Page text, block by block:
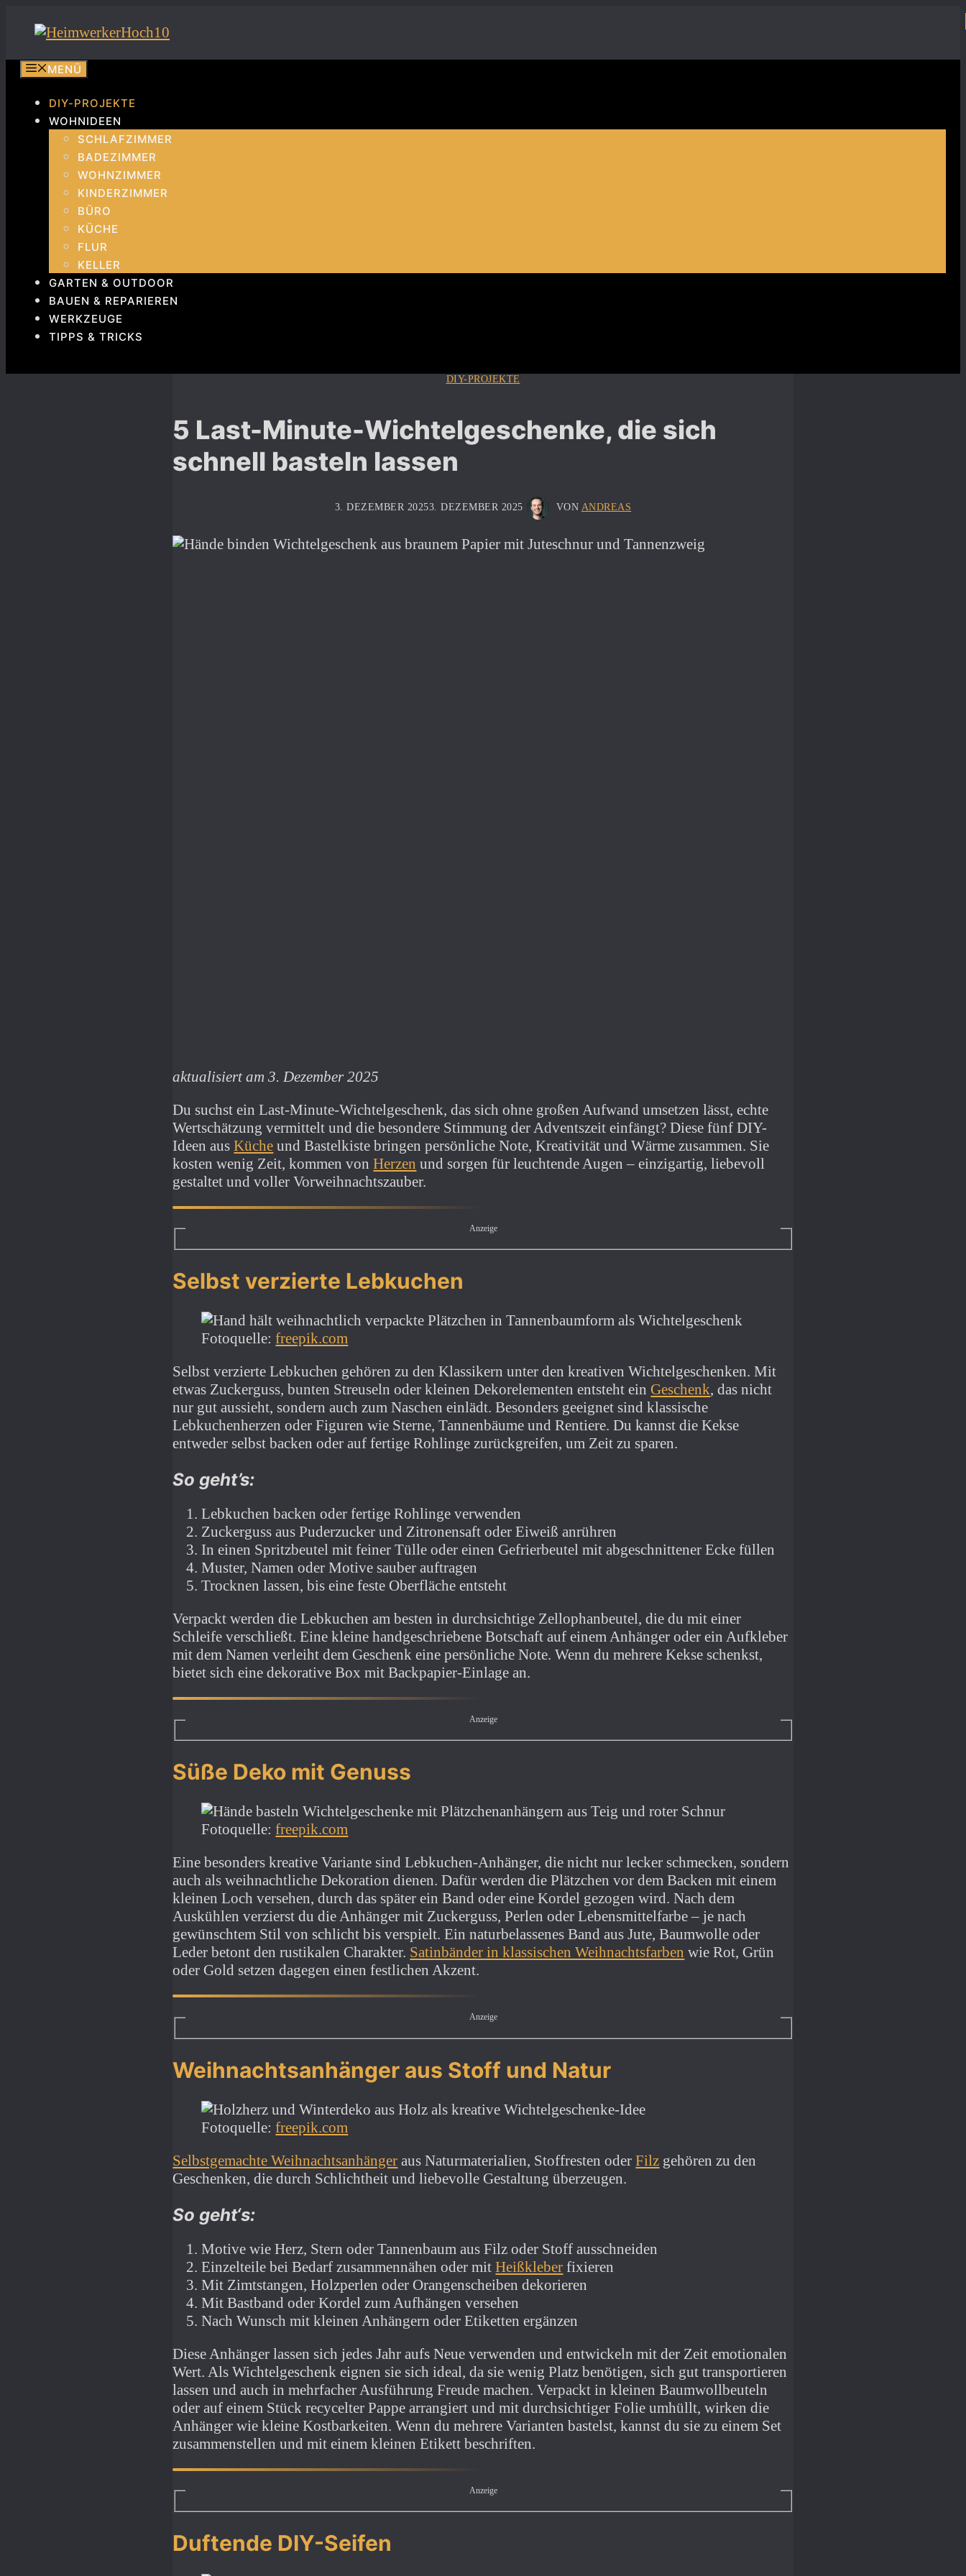
Inhalt
MENÜ
DIY-PROJEKTE
WOHNIDEEN
SCHLAFZIMMER
BADEZIMMER
WOHNZIMMER
KINDERZIMMER
BÜRO
KÜCHE
FLUR
KELLER
GARTEN & OUTDOOR
BAUEN & REPARIEREN
WERKZEUGE
TIPPS & TRICKS
DIY-PROJEKTE
5 Last-Minute-Wichtelgeschenke, die sich
schnell basteln lassen
3. DEZEMBER 20253. DEZEMBER 2025 VON ANDREAS
aktualisiert am 3. Dezember 2025
Du suchst ein Last-Minute-Wichtelgeschenk, das sich ohne großen Aufwand umsetzen lässt, echte
Wertschätzung vermittelt und die besondere Stimmung der Adventszeit einfängt? Diese fünf DIY-
Ideen ausKüche und Bastelkiste bringen persönliche Note, Kreativität und Wärme zusammen. Sie
kosten wenig Zeit, kommen vonHerzen und sorgen für leuchtende Augen – einzigartig, liebevoll
gestaltet und voller Vorweihnachtszauber.
Anzeige
Selbst verzierte Lebkuchen
Fotoquelle:freepik.com
Selbst verzierte Lebkuchen gehören zu den Klassikern unter den kreativen Wichtelgeschenken. Mit
etwas Zuckerguss, bunten Streuseln oder kleinen Dekorelementen entsteht ein Geschenk, das nicht
nur gut aussieht, sondern auch zum Naschen einlädt. Besonders geeignet sind klassische
Lebkuchenherzen oder Figuren wie Sterne, Tannenbäume und Rentiere. Du kannst die Kekse
entweder selbst backen oder auf fertige Rohlinge zurückgreifen, um Zeit zu sparen.
So geht’s:
Lebkuchen backen oder fertige Rohlinge verwenden
Zuckerguss aus Puderzucker und Zitronensaft oder Eiweiß anrühren
In einen Spritzbeutel mit feiner Tülle oder einen Gefrierbeutel mit abgeschnittener Ecke füllen
Muster, Namen oder Motive sauber auftragen
Trocknen lassen, bis eine feste Oberfläche entsteht
Verpackt werden die Lebkuchen am besten in durchsichtige Zellophanbeutel, die du mit einer
Schleife verschließt. Eine kleine handgeschriebene Botschaft auf einem Anhänger oder ein Aufkleber
mit dem Namen verleiht dem Geschenk eine persönliche Note. Wenn du mehrere Kekse schenkst,
bietet sich eine dekorative Box mit Backpapier-Einlage an.
Anzeige
Süße Deko mit Genuss
Fotoquelle:freepik.com
Eine besonders kreative Variante sind Lebkuchen-Anhänger, die nicht nur lecker schmecken, sondern
auch als weihnachtliche Dekoration dienen. Dafür werden die Plätzchen vor dem Backen mit einem
kleinen Loch versehen, durch das später ein Band oder eine Kordel gezogen wird. Nach dem
Auskühlen verzierst du die Anhänger mit Zuckerguss, Perlen oder Lebensmittelfarbe – je nach
gewünschtem Stil von schlicht bis verspielt. Ein naturbelassenes Band aus Jute, Baumwolle oder
Leder betont den rustikalen Charakter. Satinbänder in klassischen Weihnachtsfarben wie Rot, Grün
oder Gold setzen dagegen einen festlichen Akzent.
Anzeige
Weihnachtsanhänger aus Stoff und Natur
Fotoquelle:freepik.com
Selbstgemachte Weihnachtsanhänger aus Naturmaterialien, Stoffresten oderFilz gehören zu den
Geschenken, die durch Schlichtheit und liebevolle Gestaltung überzeugen.
So geht‘s:
Motive wie Herz, Stern oder Tannenbaum aus Filz oder Stoff ausschneiden
Einzelteile bei Bedarf zusammennähen oder mitHeißkleber fixieren
Mit Zimtstangen, Holzperlen oder Orangenscheiben dekorieren
Mit Bastband oder Kordel zum Aufhängen versehen
Nach Wunsch mit kleinen Anhängern oder Etiketten ergänzen
Diese Anhänger lassen sich jedes Jahr aufs Neue verwenden und entwickeln mit der Zeit emotionalen
Wert. Als Wichtelgeschenk eignen sie sich ideal, da sie wenig Platz benötigen, sich gut transportieren
lassen und auch in mehrfacher Ausführung Freude machen. Verpackt in kleinen Baumwollbeuteln
oder auf einem Stück recycelter Pappe arrangiert und mit durchsichtiger Folie umhüllt, wirken die
Anhänger wie kleine Kostbarkeiten. Wenn du mehrere Varianten bastelst, kannst du sie zu einem Set
zusammenstellen und mit einem kleinen Etikett beschriften.
Anzeige
Duftende DIY-Seifen